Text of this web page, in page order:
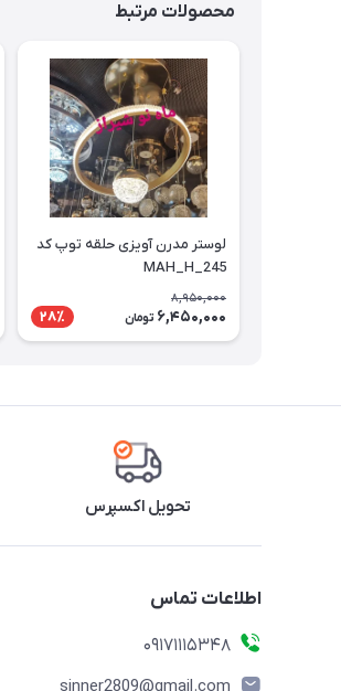
محصولات مرتبط
لوستر مدرن آویزی حلقه توپ کد
MAH_H_245
8,950,000
6,450,000 تومان 28٪
تحویل اکسپرس
اطلاعات تماس
09171115348